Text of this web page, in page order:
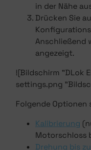
in der Nähe
Drücken Sie
Anschließend
angezeigt.
![Bildschirm "DLok
settings.png
Folgende Optionen
Kalibrierung
Motorschloss
Drehung bis